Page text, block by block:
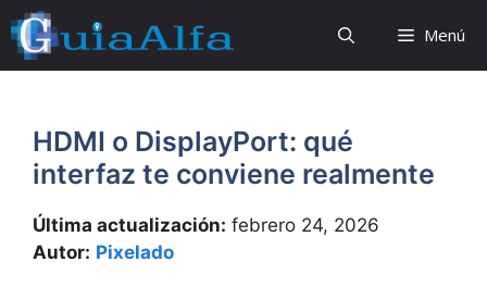
Saltar
al
contenido
Menú
HDMI o DisplayPort: qué
interfaz te conviene realmente
Última actualización: febrero 24, 2026
Autor: Pixelado